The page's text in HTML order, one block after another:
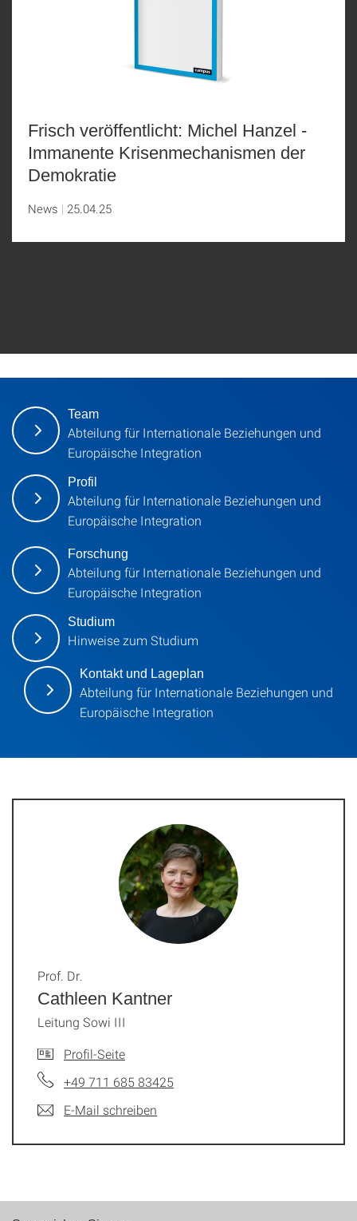
Frisch veröffentlicht: Michel Hanzel -
Immanente Krisenmechanismen der
Demokratie
News 25.04.25
Team
Abteilung für Internationale Beziehungen und
Europäische Integration
Profil
Abteilung für Internationale Beziehungen und
Europäische Integration
Forschung
Abteilung für Internationale Beziehungen und
Europäische Integration
Studium
Hinweise zum Studium
Kontakt und Lageplan
Abteilung für Internationale Beziehungen und
Europäische Integration
Cathleen Kantner
Prof. Dr.
Leitung Sowi III
Profil-Seite
+49 711 685 83425
E-Mail schreiben